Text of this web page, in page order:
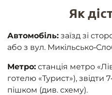
Як
Автомобіль: заїзд зі
або з вул.
Метро: станція метро
готелю «Турист»), звідти
пішком (див. cхему).